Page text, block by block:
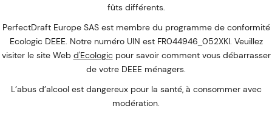
fûts différents.
PerfectDraft Europe SAS est membre du programme de conformité
Ecologic DEEE. Notre numéro UIN est FR044946_052XKI. Veuillez
visiter le site Web d'Ecologic pour savoir comment vous débarrasser
de votre DEEE ménagers.
L’abus d’alcool est dangereux pour la santé, à consommer avec
modération.